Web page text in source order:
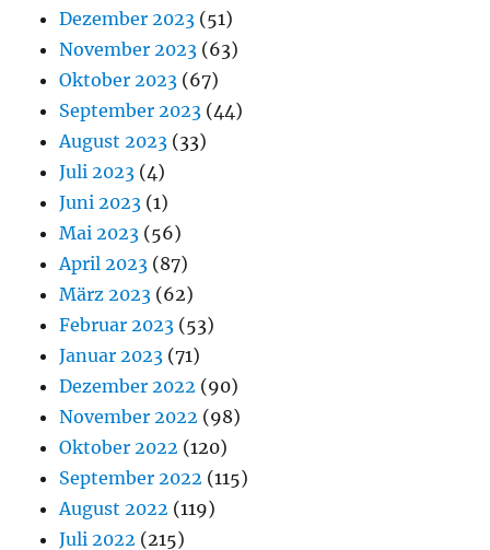
Dezember 2023 (51)
November 2023 (63)
Oktober 2023 (67)
September 2023 (44)
August 2023 (33)
Juli 2023 (4)
Juni 2023 (1)
Mai 2023 (56)
April 2023 (87)
März 2023 (62)
Februar 2023 (53)
Januar 2023 (71)
Dezember 2022 (90)
November 2022 (98)
Oktober 2022 (120)
September 2022 (115)
August 2022 (119)
Juli 2022 (215)